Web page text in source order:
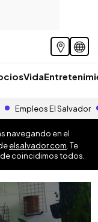
Vida
Empleos El Salvador
navegando en el
elsalvador.com . Te
coincidimos todos.